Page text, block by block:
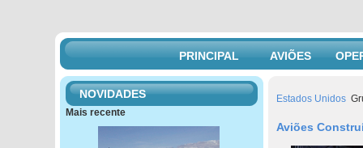
PRINCIPAL AVIÕES
Estados Unidos
Aviões
NOVIDADES
Mais recente